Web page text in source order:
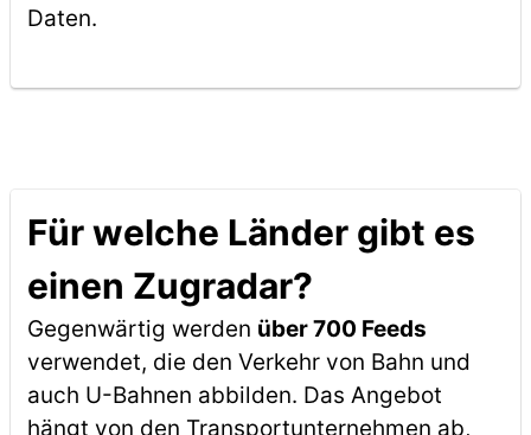
Daten.
Für welche Länder gibt es
einen Zugradar?
Gegenwärtig werden über 700 Feeds
verwendet, die den Verkehr von Bahn und
auch U-Bahnen abbilden. Das Angebot
hängt von den Transportunternehmen ab,